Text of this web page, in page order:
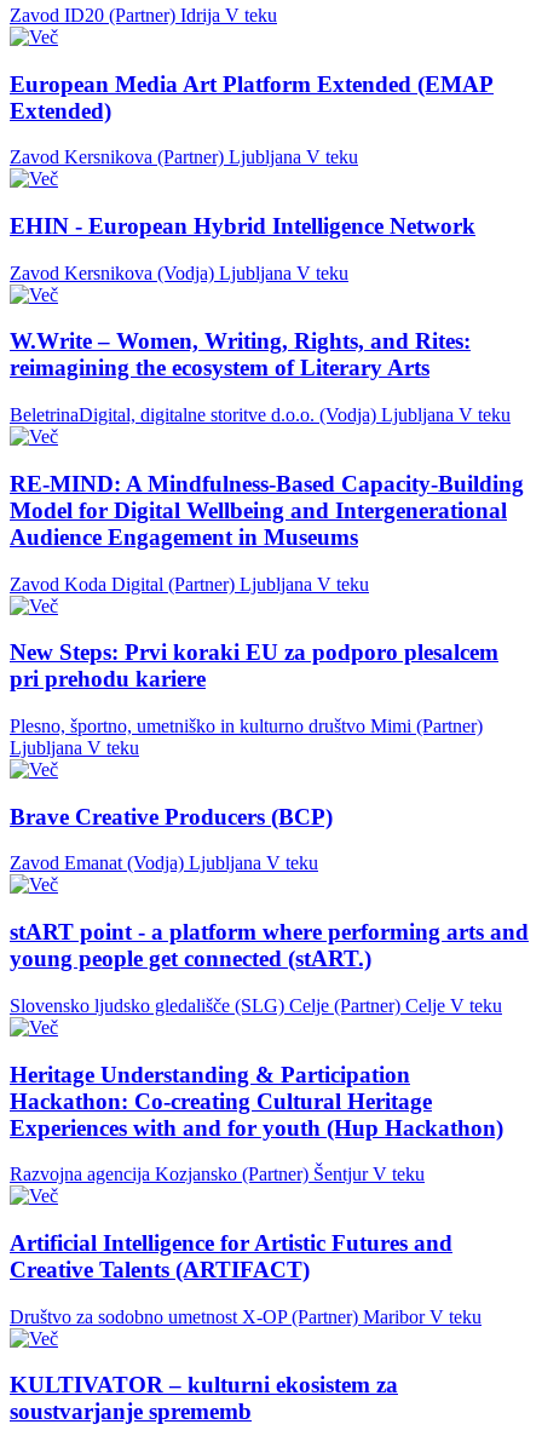
Zavod ID20 (Partner) Idrija V teku
European Media Art Platform Extended (EMAP
Extended)
Zavod Kersnikova (Partner) Ljubljana V teku
EHIN - European Hybrid Intelligence Network
Zavod Kersnikova (Vodja) Ljubljana V teku
W.Write – Women, Writing, Rights, and Rites:
reimagining the ecosystem of Literary Arts
BeletrinaDigital, digitalne storitve d.o.o. (Vodja) Ljubljana V teku
RE-MIND: A Mindfulness-Based Capacity-Building
Model for Digital Wellbeing and Intergenerational
Audience Engagement in Museums
Zavod Koda Digital (Partner) Ljubljana V teku
New Steps: Prvi koraki EU za podporo plesalcem
pri prehodu kariere
Plesno, športno, umetniško in kulturno društvo Mimi (Partner)
Ljubljana V teku
Brave Creative Producers (BCP)
Zavod Emanat (Vodja) Ljubljana V teku
stART point - a platform where performing arts and
young people get connected (stART.)
Slovensko ljudsko gledališče (SLG) Celje (Partner) Celje V teku
Heritage Understanding & Participation
Hackathon: Co-creating Cultural Heritage
Experiences with and for youth (Hup Hackathon)
Razvojna agencija Kozjansko (Partner) Šentjur V teku
Artificial Intelligence for Artistic Futures and
Creative Talents (ARTIFACT)
Društvo za sodobno umetnost X-OP (Partner) Maribor V teku
KULTIVATOR – kulturni ekosistem za
soustvarjanje sprememb